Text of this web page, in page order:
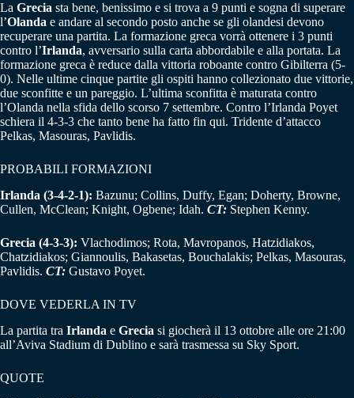
La Grecia sta bene, benissimo e si trova a 9 punti e sogna di superare
l’Olanda e andare al secondo posto anche se gli olandesi devono
recuperare una partita. La formazione greca vorrà ottenere i 3 punti
contro l’Irlanda, avversario sulla carta abbordabile e alla portata. La
formazione greca è reduce dalla vittoria roboante contro Gibilterra (5-
0). Nelle ultime cinque partite gli ospiti hanno collezionato due vittorie,
due sconfitte e un pareggio. L’ultima sconfitta è maturata contro
l’Olanda nella sfida dello scorso 7 settembre. Contro l’Irlanda Poyet
schiera il 4-3-3 che tanto bene ha fatto fin qui. Tridente d’attacco
Pelkas, Masouras, Pavlidis.
PROBABILI FORMAZIONI
Irlanda (3-4-2-1): Bazunu; Collins, Duffy, Egan; Doherty, Browne,
Cullen, McClean; Knight, Ogbene; Idah. CT: Stephen Kenny.
Grecia (4-3-3): Vlachodimos; Rota, Mavropanos, Hatzidiakos,
Chatzidiakos; Giannoulis, Bakasetas, Bouchalakis; Pelkas, Masouras,
Pavlidis. CT: Gustavo Poyet.
DOVE VEDERLA IN TV
La partita tra Irlanda e Grecia si giocherà il 13 ottobre alle ore 21:00
all’Aviva Stadium di Dublino e sarà trasmessa su Sky Sport.
QUOTE